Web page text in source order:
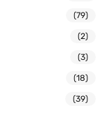
(79)
(2)
(3)
(18)
(39)